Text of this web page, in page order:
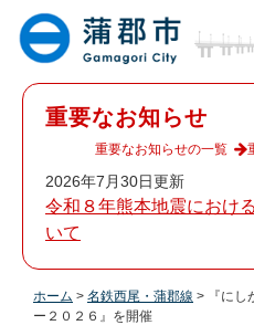
重要なお知らせ
2026年7月30日更新
令和８年熊本地震におけ
いて
重要なお知らせの一覧
ホーム > 名鉄西尾・蒲郡線 >
『に
ー２０２６』を開催